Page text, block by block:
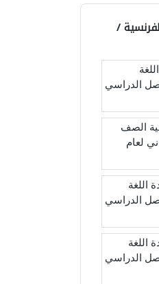
/
الدراسي
الصف
لعام
رقم 18 لمادة اللغة
الدراسي
رقم 17 لمادة اللغة
الدراسي